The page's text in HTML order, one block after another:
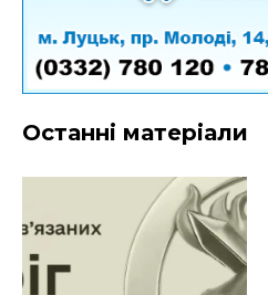
Останні матеріали